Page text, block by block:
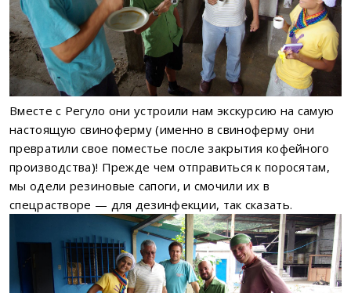
Вместе с Регуло они устроили нам экскурсию на самую
настоящую свиноферму (именно в свиноферму они
превратили свое поместье после закрытия кофейного
производства)! Прежде чем отправиться к поросятам,
мы одели резиновые сапоги, и смочили их в
спецрастворе — для дезинфекции, так сказать.